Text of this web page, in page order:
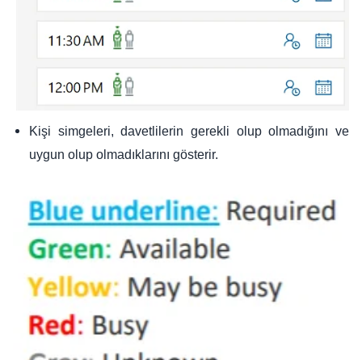
Kişi simgeleri, davetlilerin gerekli olup olmadığını ve
uygun olup olmadıklarını gösterir.